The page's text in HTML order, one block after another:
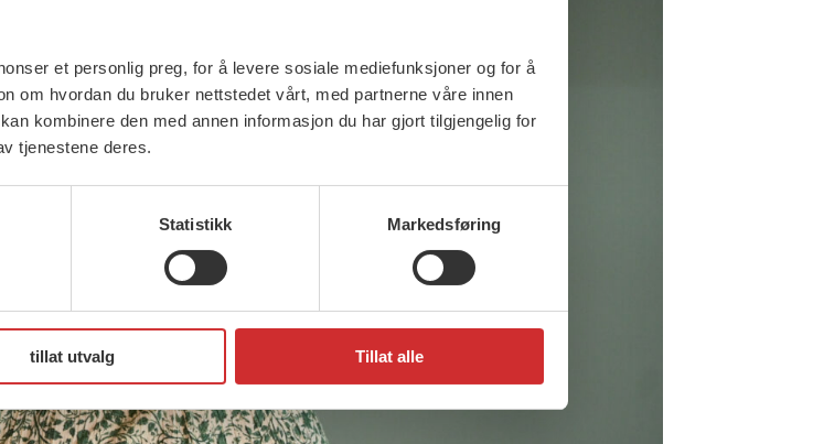
et personlig preg, for å levere sosiale mediefunksjoner og for å
om hvordan du bruker nettstedet vårt, med partnerne våre innen
kombinere den med annen informasjon du har gjort tilgjengelig for
tjenestene deres.
Statistikk Markedsføring
tillat utvalg Tillat alle